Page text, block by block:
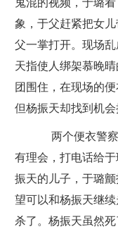
鬼混的视频，于璐
象，于父赶紧把女
父一掌打开。现场
天指使人绑架慕晚
团围住，在现场的
但杨振天却找到机会
两个便衣警察
有理会，打电话给
振天的儿子，于璐
望可以和杨振天继
杀了。杨振天虽然